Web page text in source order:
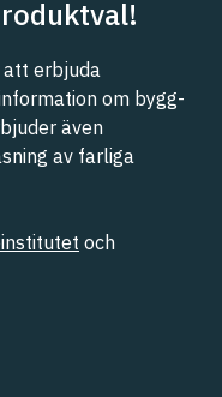
att erbjuda
om bygg-
även
av farliga
och